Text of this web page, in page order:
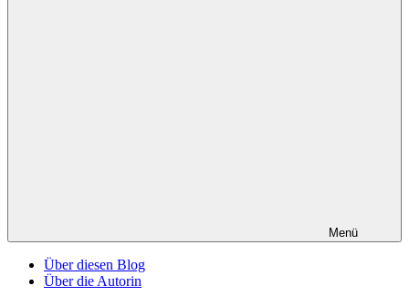
Menü
Über diesen Blog
Über die Autorin